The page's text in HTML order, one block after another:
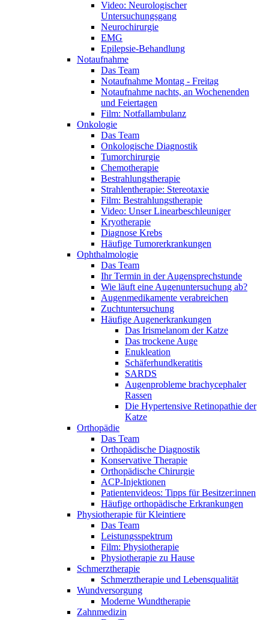
Video: Neurologischer
Untersuchungsgang
Neurochirurgie
EMG
Epilepsie-Behandlung
Notaufnahme
Das Team
Notaufnahme Montag - Freitag
Notaufnahme nachts, an Wochenenden
und Feiertagen
Film: Notfallambulanz
Onkologie
Das Team
Onkologische Diagnostik
Tumorchirurgie
Chemotherapie
Bestrahlungstherapie
Strahlentherapie: Stereotaxie
Film: Bestrahlungstherapie
Video: Unser Linearbeschleuniger
Kryotherapie
Diagnose Krebs
Häufige Tumorerkrankungen
Ophthalmologie
Das Team
Ihr Termin in der Augensprechstunde
Wie läuft eine Augenuntersuchung ab?
Augenmedikamente verabreichen
Zuchtuntersuchung
Häufige Augenerkrankungen
Das Irismelanom der Katze
Das trockene Auge
Enukleation
Schäferhundkeratitis
SARDS
Augenprobleme brachycephaler
Rassen
Die Hypertensive Retinopathie der
Katze
Orthopädie
Das Team
Orthopädische Diagnostik
Konservative Therapie
Orthopädische Chirurgie
ACP-Injektionen
Patientenvideos: Tipps für Besitzer:innen
Häufige orthopädische Erkrankungen
Physiotherapie für Kleintiere
Das Team
Leistungsspektrum
Film: Physiotherapie
Physiotherapie zu Hause
Schmerztherapie
Schmerztherapie und Lebensqualität
Wundversorgung
Moderne Wundtherapie
Zahnmedizin